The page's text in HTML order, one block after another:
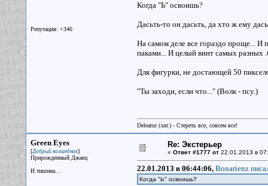
Репутация: +346
Когда "Ь" освоишь?
Дасьть-то он дасьть, да хто ж ему
На самом деле все гораздо проще... И
паками... И целый винт самых разных
Для фигурки, не достающей 50
"Ты заходи, если что..." (Волк - псу.)
Deleatur (лат.) - Стереть все, совсем все!
Green Eyes
[Добрый волшебник]
Прирожденный Джаец
И тишина...
Re: Экстерьер
« Ответ #1777 от22.01.2013 в
22.01.2013 в 06:44:06, Bonarienz
Когда "Ь" освоишь?